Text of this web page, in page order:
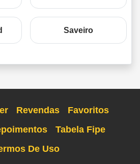
Saveiro
Revendas
Favoritos
Tabela Fipe
De Uso